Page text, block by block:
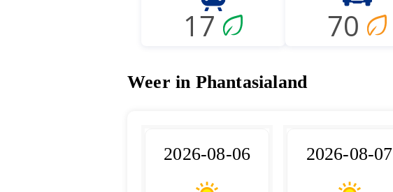
17 70
Weer in Phantasialand
2026-08-06 2026-08-07